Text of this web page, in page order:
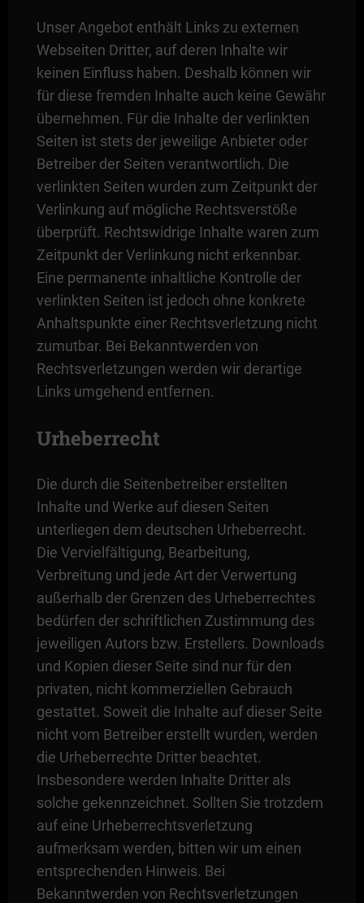
Unser Angebot enthält Links zu externen
Webseiten Dritter, auf deren Inhalte wir
keinen Einfluss haben. Deshalb können wir
für diese fremden Inhalte auch keine Gewähr
übernehmen. Für die Inhalte der verlinkten
Seiten ist stets der jeweilige Anbieter oder
Betreiber der Seiten verantwortlich. Die
verlinkten Seiten wurden zum Zeitpunkt der
Verlinkung auf mögliche Rechtsverstöße
überprüft. Rechtswidrige Inhalte waren zum
Zeitpunkt der Verlinkung nicht erkennbar.
Eine permanente inhaltliche Kontrolle der
verlinkten Seiten ist jedoch ohne konkrete
Anhaltspunkte einer Rechtsverletzung nicht
zumutbar. Bei Bekanntwerden von
Rechtsverletzungen werden wir derartige
Links umgehend entfernen.
Urheberrecht
Die durch die Seitenbetreiber erstellten
Inhalte und Werke auf diesen Seiten
unterliegen dem deutschen Urheberrecht.
Die Vervielfältigung, Bearbeitung,
Verbreitung und jede Art der Verwertung
außerhalb der Grenzen des Urheberrechtes
bedürfen der schriftlichen Zustimmung des
jeweiligen Autors bzw. Erstellers. Downloads
und Kopien dieser Seite sind nur für den
privaten, nicht kommerziellen Gebrauch
gestattet. Soweit die Inhalte auf dieser Seite
nicht vom Betreiber erstellt wurden, werden
die Urheberrechte Dritter beachtet.
Insbesondere werden Inhalte Dritter als
solche gekennzeichnet. Sollten Sie trotzdem
auf eine Urheberrechtsverletzung
aufmerksam werden, bitten wir um einen
entsprechenden Hinweis. Bei
Bekanntwerden von Rechtsverletzungen